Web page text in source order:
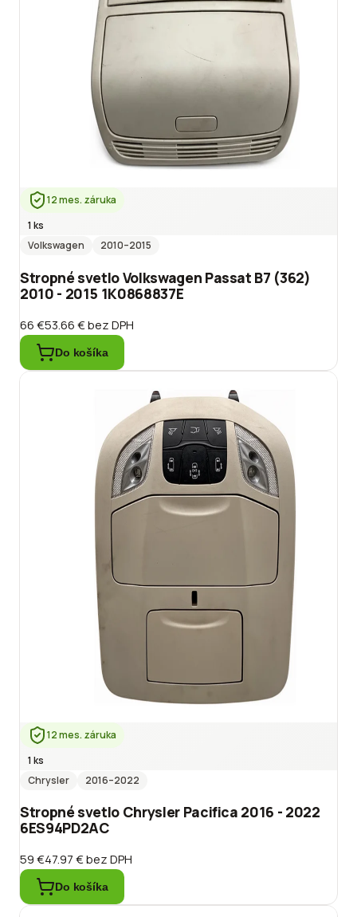
12 mes. záruka
1 ks
Volkswagen
2010–2015
Stropné svetlo Volkswagen Passat B7 (362)
2010 - 2015 1K0868837E
66 €53.66 €bez DPH
Do košíka
12 mes. záruka
1 ks
Chrysler
2016–2022
Stropné svetlo Chrysler Pacifica 2016 - 2022
6ES94PD2AC
59 €47.97 €bez DPH
Do košíka